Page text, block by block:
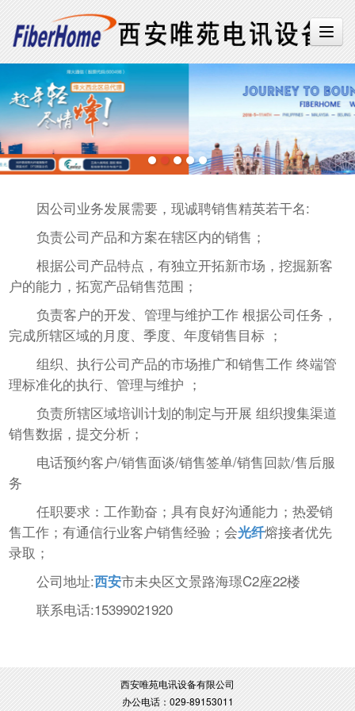
因公司业务发展需要，现诚聘销售精英若干名:
负责公司产品和方案在辖区内的销售；
根据公司产品特点，有独立开拓新市场，挖掘新客
户的能力，拓宽产品销售范围；
负责客户的开发、管理与维护工作 根据公司任务，
完成所辖区域的月度、季度、年度销售目标 ；
组织、执行公司产品的市场推广和销售工作 终端管
理标准化的执行、管理与维护 ；
负责所辖区域培训计划的制定与开展 组织搜集渠道
销售数据，提交分析；
电话预约客户/销售面谈/销售签单/销售回款/售后服
务
任职要求：工作勤奋；具有良好沟通能力；热爱销
售工作；有通信行业客户销售经验；会光纤熔接者优先
录取；
公司地址:西安市未央区文景路海璟C2座22楼
联系电话:15399021920
西安唯苑电讯设备有限公司
办公电话：029-89153011